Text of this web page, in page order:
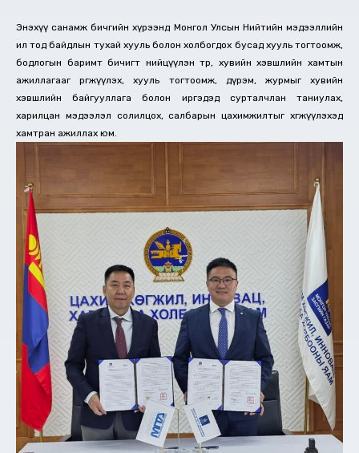
Энэхүү санамж бичгийн хүрээнд Монгол Улсын Нийтийн мэдээллийн
ил тод байдлын тухай хууль болон холбогдох бусад хууль тогтоомж,
бодлогын баримт бичигт нийцүүлэн төр, хувийн хэвшлийн хамтын
ажиллагааг өргөжүүлэх, хууль тогтоомж, дүрэм, журмыг хувийн
хэвшлийн байгууллага болон иргэдэд сурталчлан таниулах,
харилцан мэдээлэл солилцох, салбарын цахимжилтыг хөгжүүлэхэд
хамтран ажиллах юм.